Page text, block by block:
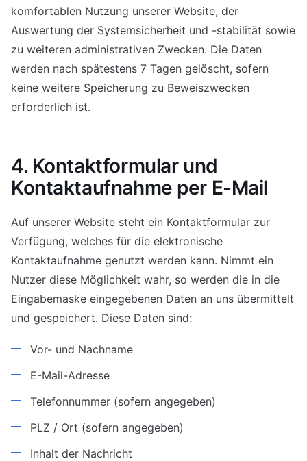
komfortablen Nutzung unserer Website, der
Auswertung der Systemsicherheit und -stabilität sowie
zu weiteren administrativen Zwecken. Die Daten
werden nach spätestens 7 Tagen gelöscht, sofern
keine weitere Speicherung zu Beweiszwecken
erforderlich ist.
4. Kontaktformular und
Kontaktaufnahme per E-Mail
Auf unserer Website steht ein Kontaktformular zur
Verfügung, welches für die elektronische
Kontaktaufnahme genutzt werden kann. Nimmt ein
Nutzer diese Möglichkeit wahr, so werden die in die
Eingabemaske eingegebenen Daten an uns übermittelt
und gespeichert. Diese Daten sind:
Vor- und Nachname
E-Mail-Adresse
Telefonnummer (sofern angegeben)
PLZ / Ort (sofern angegeben)
Inhalt der Nachricht